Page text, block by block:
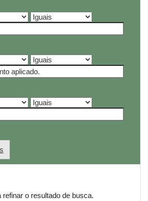
refinar o resultado de busca.